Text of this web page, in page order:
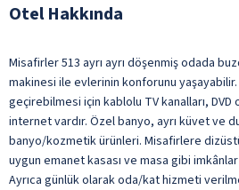
Otel Hakkında
Misafirler 513 ayrı ayrı döşenmiş odada
makinesi ile evlerinin konforunu
geçirebilmesi için kablolu TV kanalları,
internet vardır. Özel banyo, ayrı küvet ve
banyo/kozmetik ürünleri. Misafirlere
uygun emanet kasası ve masa gibi
Ayrıca günlük olarak oda/kat hizmeti